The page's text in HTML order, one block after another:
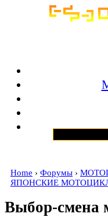
Home › Форумы ›
ЯПОНСКИЕ
Выбор-смена